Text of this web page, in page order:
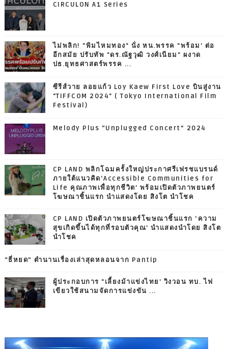
CIRCULON A1 Series
ไม่พลิก! "พิมไหมทอง" นั่ง หน.พรรค "พร้อม' ต่อ
อีกสมัย ปรับทัพ "ดร.ณัฐวุฒิ วงศ์เนียม" ผงาด
ปธ.ยุทธศาสตร์พรรค ...
ซีรีส์วาย ลอยแก้ว Loy Kaew First Love บินสู่งาน
"TIFFCOM 2024" ( Tokyo International Film
Festival)
Melody Plus “Unplugged Concert” 2024
CP LAND พลิกโฉมครั้งใหญ่ประกาศรีเฟรชแบรนด์
ภายใต้แนวคิด‘Accessible Communities for
Life คุณภาพเพื่อทุกชีวิต’ พร้อมเปิดตัวภาพยนตร์
โฆษณาชิ้นแรก นำแสดงโดย สิงโต นำโชค
CP LAND เปิดตัวภาพยนตร์โฆษณาชิ้นแรก ‘ความ
สุขเกิดขึ้นได้ทุกที่รอบตัวคุณ’ นำแสดงนำโดย สิงโต
นำโชค
“ธี่หยด” ตำนานเรื่องเล่าสุดหลอนจาก Pantip
ผู้ประกอบการ "เลี้ยงม้าแข่งไทย' วิงวอน ทบ. ไฟ
เขียวใช้สนามจัดการแข่งขัน ...